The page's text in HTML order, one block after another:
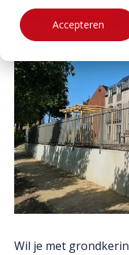
Accepteren
Downloads
Werken bij
Bloktraptreden
Waterkeringen
Duurzaamheid
MVO
Wil je met